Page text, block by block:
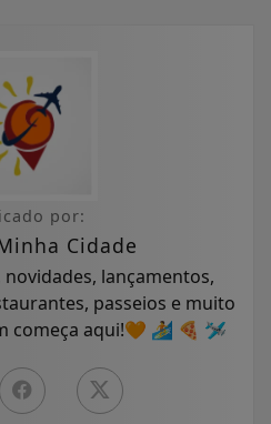
por:
Cidade
novidades, lançamentos,
passeios e muito
começa aqui!🧡 🏄 🍕 🛩